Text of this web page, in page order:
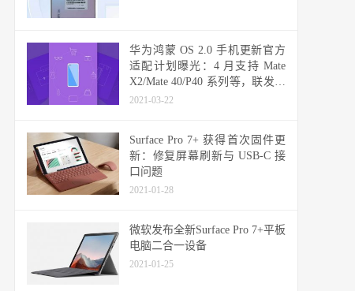
华为鸿蒙 OS 2.0 手机更新官方
适配计划曝光：4 月支持 Mate
X2/Mate 40/P40 系列等，联发科
天玑机型可能无缘
2021-03-22
Surface Pro 7+ 获得首次固件更
新：修复屏幕刷新与 USB-C 接
口问题
2021-01-28
微软发布全新Surface Pro 7+平板
电脑二合一设备
2021-01-25